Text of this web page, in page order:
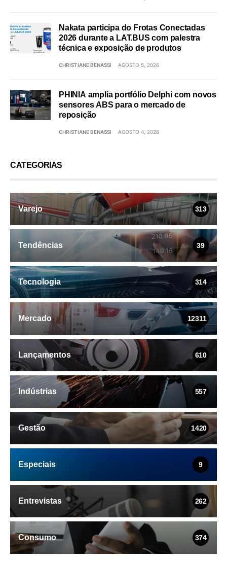
Nakata participa do Frotas Conectadas
2026 durante a LAT.BUS com palestra
técnica e exposição de produtos
CHRISTIANE BENASSI AGOSTO 5, 2026
PHINIA amplia portfólio Delphi com novos
sensores ABS para o mercado de
reposição
CHRISTIANE BENASSI AGOSTO 4, 2026
CATEGORIAS
Varejo 313
Tendências 39
Tecnologia 314
Mercado 12311
Lançamentos 610
Indústrias 557
Gestão 1420
Especiais 9
Entrevistas 262
Consumo 374